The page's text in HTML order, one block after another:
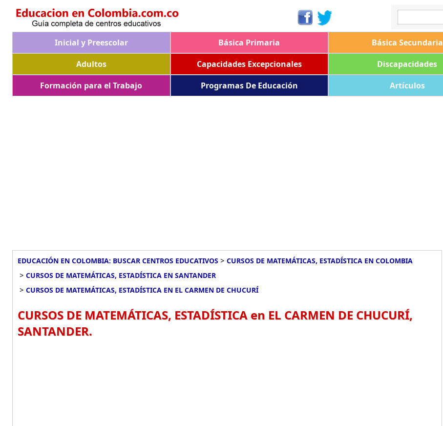
Inicial y Preescolar Básica Primaria Básica Secundaria
Adultos
Capacidades Excepcionales Discapacidades
Formación para el Trabajo
Programas De Educación Artículos
EDUCACIÓN EN COLOMBIA: BUSCAR CENTROS EDUCATIVOS > CURSOS DE MATEMÁTICAS, ESTADÍSTICA EN COLOMBIA
> CURSOS DE MATEMÁTICAS, ESTADÍSTICA EN SANTANDER
> CURSOS DE MATEMÁTICAS, ESTADÍSTICA EN EL CARMEN DE CHUCURÍ
CURSOS DE MATEMÁTICAS, ESTADÍSTICA en EL CARMEN DE CHUCURÍ,
SANTANDER.